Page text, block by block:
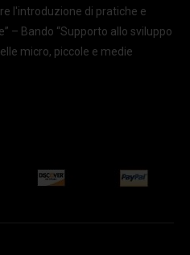
l'introduzione di pratiche e
– Bando “Supporto allo sviluppo
micro, piccole e medie